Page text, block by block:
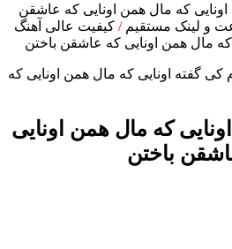
که مال همن اونایی که عاشقن
و لینک مستقیم/ کیفیت عالی آهنگ
که مال همن اونایی که عاشقن باختن
اونایی که مال همن اونایی
باختن